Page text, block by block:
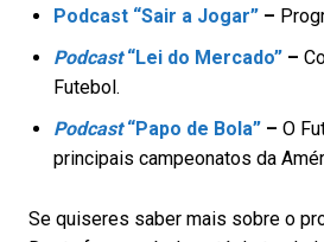
Podcast “Sair a Jogar” –
Podcast“Lei do Mercado” –
Futebol.
Podcast“Papo de Bola” – O
principais campeonatos da
Se quiseres saber mais sobre o